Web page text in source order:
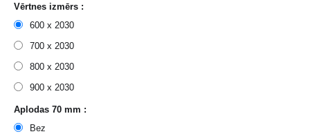
Vērtnes izmērs :
600 x 2030
700 x 2030
800 x 2030
900 x 2030
Aplodas 70 mm :
Bez